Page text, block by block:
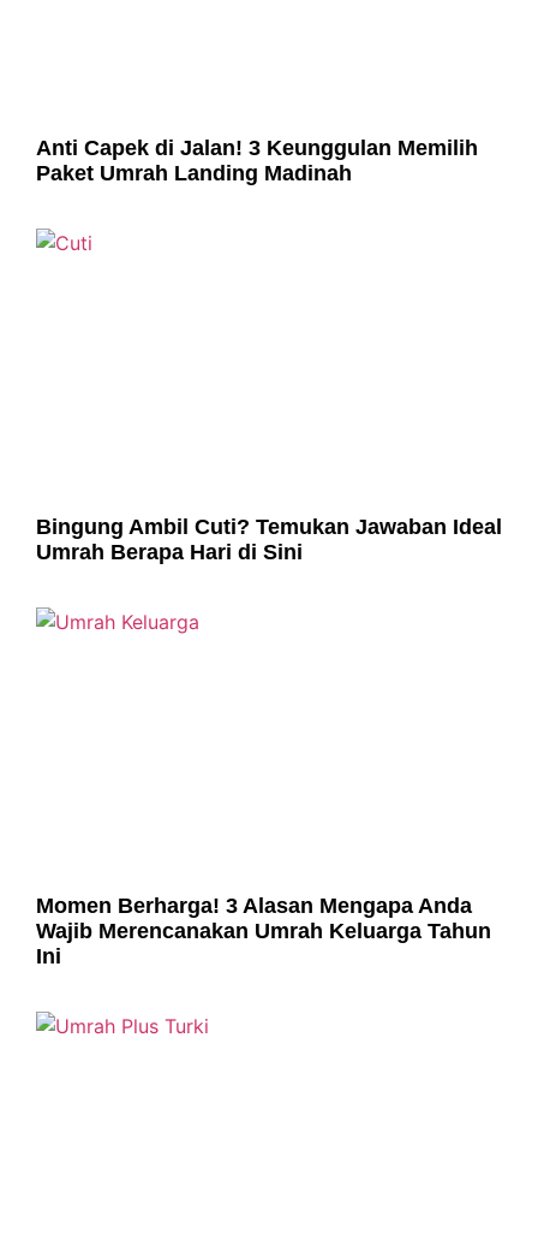
Anti Capek di Jalan! 3 Keunggulan Memilih
Paket Umrah Landing Madinah
Bingung Ambil Cuti? Temukan Jawaban Ideal
Umrah Berapa Hari di Sini
Momen Berharga! 3 Alasan Mengapa Anda
Wajib Merencanakan Umrah Keluarga Tahun
Ini